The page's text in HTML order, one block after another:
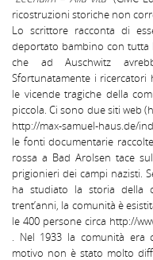
ricostruzioni storiche non
Lo scrittore racconta di
deportato bambino con tutta
che ad Auschwitz
Sfortunatamente i ricercatori
le vicende tragiche della
piccola. Ci sono due siti web
http://max-samuel-haus.de/
le fonti documentarie
rossa a Bad Arolsen tace
prigionieri dei campi nazisti.
ha studiato la storia della
trent’anni, la comunità è
le 400 persone circa http://
. Nel 1933 la comunità era
motivo non è stato molto